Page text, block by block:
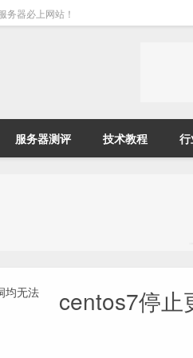
务器必上网站！
服务器测评 技术教程
centos7停止